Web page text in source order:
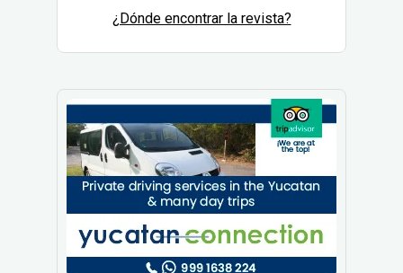
¿Dónde encontrar la revista?